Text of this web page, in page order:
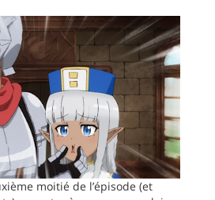
moitié de l’épisode (et